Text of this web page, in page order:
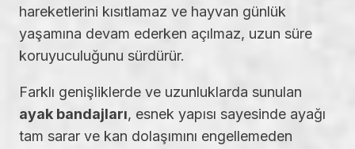
hareketlerini kısıtlamaz ve hayvan günlük
yaşamına devam ederken açılmaz, uzun süre
koruyuculuğunu sürdürür.
Farklı genişliklerde ve uzunluklarda sunulan
ayak bandajları, esnek yapısı sayesinde ayağı
tam sarar ve kan dolaşımını engellemeden